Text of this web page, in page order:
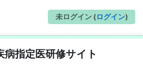
未ログイン (ログイン)
病指定医研修サイト